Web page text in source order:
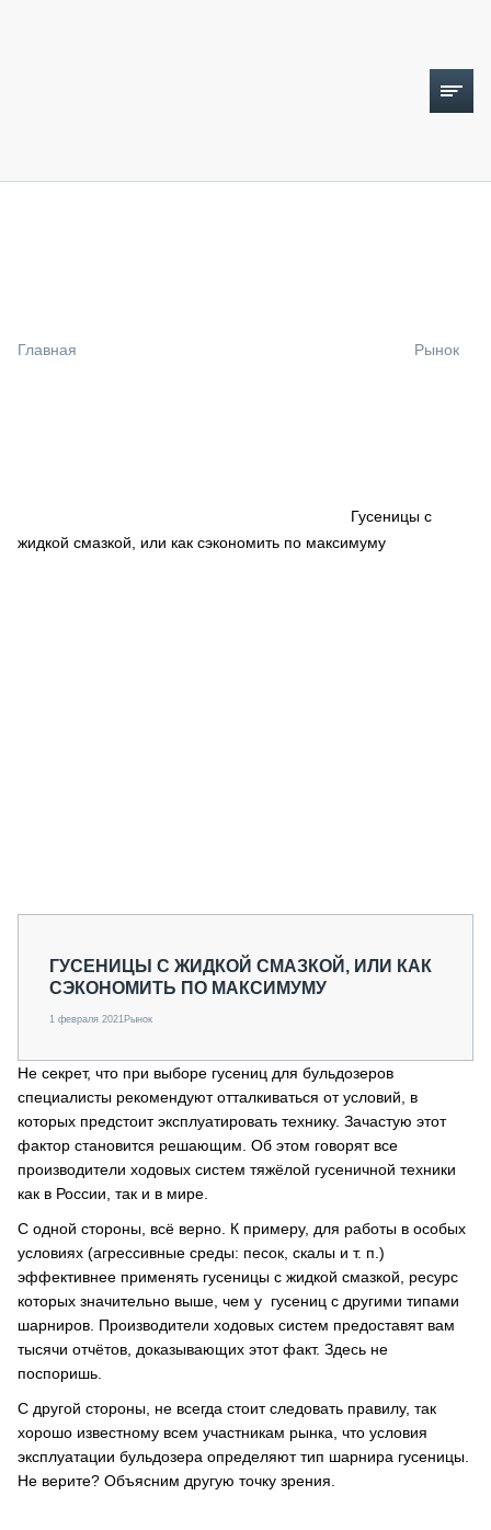
СПЕЦПРОЕКТЫ
Главная Рынок
Гусеницы с
жидкой смазкой, или как сэкономить по максимуму
ГУСЕНИЦЫ С ЖИДКОЙ СМАЗКОЙ, ИЛИ КАК
СЭКОНОМИТЬ ПО МАКСИМУМУ
1 февраля 2021Рынок
Не секрет, что при выборе гусениц для бульдозеров
специалисты рекомендуют отталкиваться от условий, в
которых предстоит эксплуатировать технику. Зачастую этот
фактор становится решающим. Об этом говорят все
производители ходовых систем тяжёлой гусеничной техники
как в России, так и в мире.
С одной стороны, всё верно. К примеру, для работы в особых
условиях (агрессивные среды: песок, скалы и т. п.)
эффективнее применять гусеницы с жидкой смазкой, ресурс
которых значительно выше, чем у гусениц с другими типами
шарниров. Производители ходовых систем предоставят вам
тысячи отчётов, доказывающих этот факт. Здесь не
поспоришь.
С другой стороны, не всегда стоит следовать правилу, так
хорошо известному всем участникам рынка, что условия
эксплуатации бульдозера определяют тип шарнира гусеницы.
Не верите? Объясним другую точку зрения.